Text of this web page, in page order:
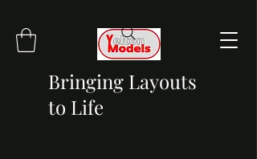
Bringing Layouts
to Life